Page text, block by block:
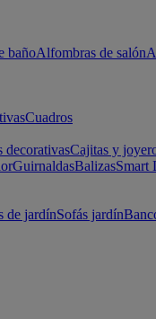
bañoAlfombras de salón
Cuadros
decorativasCajitas y
GuirnaldasBalizasSmart
de jardínSofás jardín